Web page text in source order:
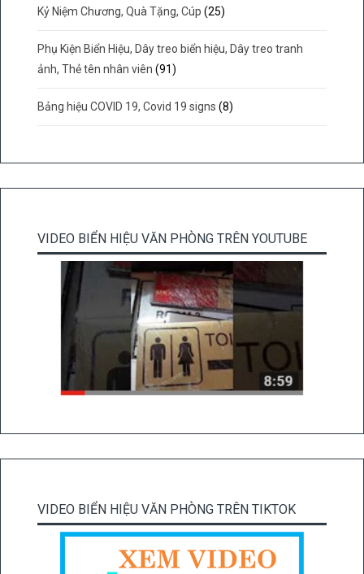
Kỷ Niệm Chương, Quà Tặng, Cúp (25)
Phụ Kiện Biển Hiệu, Dây treo biển hiệu, Dây treo tranh
ảnh, Thẻ tên nhân viên (91)
Bảng hiệu COVID 19, Covid 19 signs (8)
VIDEO BIỂN HIỆU VĂN PHÒNG TRÊN YOUTUBE
VIDEO BIỂN HIỆU VĂN PHÒNG TRÊN TIKTOK